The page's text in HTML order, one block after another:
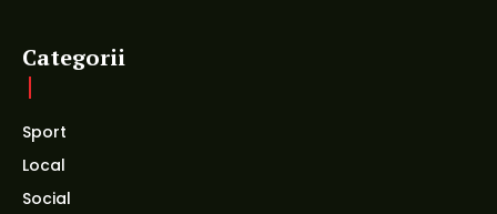
Categorii
Sport
Local
Social